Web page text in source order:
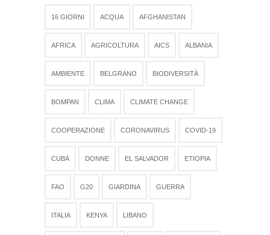
16 GIORNI ACQUA AFGHANISTAN
AFRICA AGRICOLTURA AICS ALBANIA
AMBIENTE BELGRANO BIODIVERSITÀ
BOMPAN CLIMA CLIMATE CHANGE
COOPERAZIONE CORONAVIRUS COVID-19
CUBA DONNE EL SALVADOR ETIOPIA
FAO G20 GIARDINA GUERRA
ITALIA KENYA LIBANO